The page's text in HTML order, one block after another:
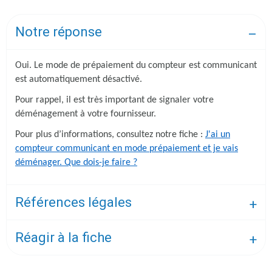
Notre réponse
Oui. Le mode de prépaiement du compteur est communicant
est automatiquement désactivé.
Pour rappel, il est très important de signaler votre
déménagement à votre fournisseur.
Pour plus d’informations, consultez notre fiche : J'ai un
compteur communicant en mode prépaiement et je vais
déménager. Que dois-je faire ?
Références légales
Réagir à la fiche